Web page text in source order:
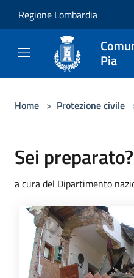
Regione Lombardia
Pia
Home > Protezione civile
Sei preparato?
a cura del Dipartimento